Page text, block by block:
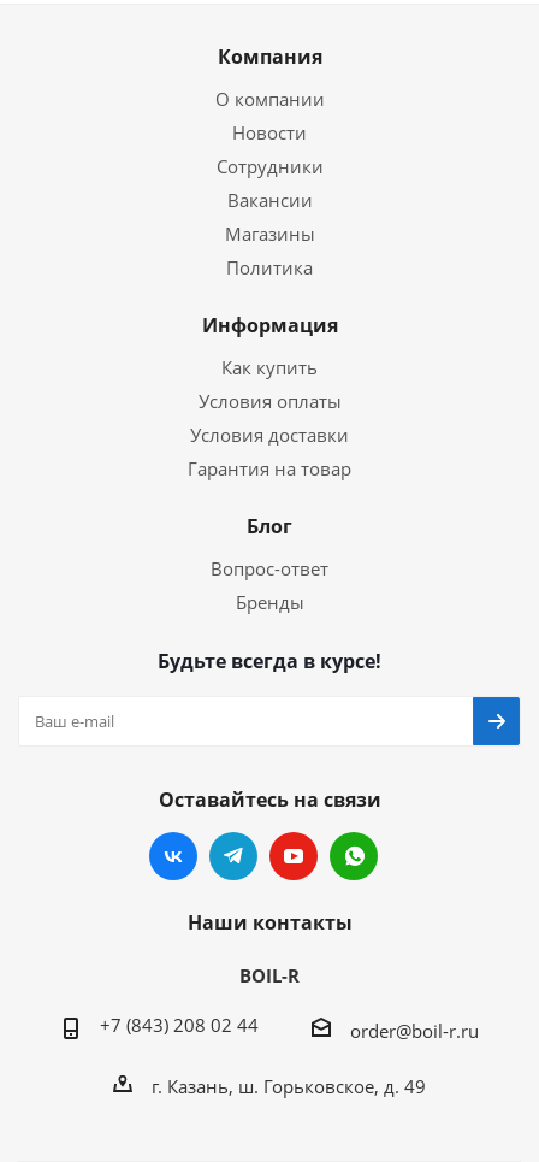
Компания
О компании
Новости
Сотрудники
Вакансии
Магазины
Политика
Информация
Как купить
Условия оплаты
Условия доставки
Гарантия на товар
Блог
Вопрос-ответ
Бренды
Будьте всегда в курсе!
Оставайтесь на связи
Наши контакты
BOIL-R
+7 (843) 208 02 44 order@boil-r.ru
г. Казань, ш. Горьковское, д. 49